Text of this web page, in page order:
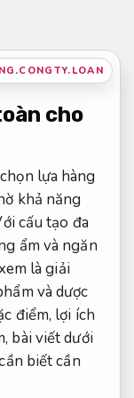
cho
lựa hàng
khả năng
cấu tạo đa
ẩm và ngăn
là giải
và dược
điểm, lợi ích
bài viết dưới
biết cần